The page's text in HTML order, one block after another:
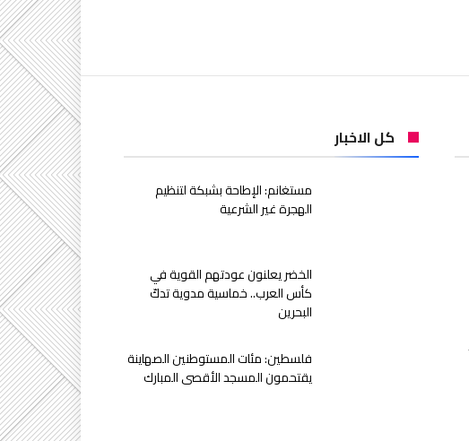
كل الاخبار
مستغانم: الإطاحة بشبكة لتنظيم
الهجرة غير الشرعية
الخضر يعلنون عودتهم القوية في
كأس العرب.. خماسية مدوية تدكّ
البحرين
فلسطين: مئات المستوطنين الصهاينة
يقتحمون المسجد الأقصى المبارك